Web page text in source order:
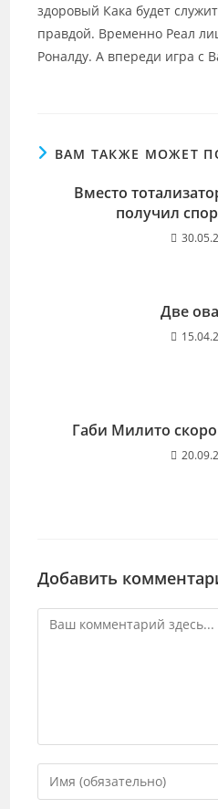
здоровый Кака будет
правдой. Временно Реал
Роналду. А впереди игра с
ВАМ ТАКЖЕ МОЖЕТ
Вместо
получил
Две
Габи Милито скоро
Добавить
Комментарий
Введите
свое